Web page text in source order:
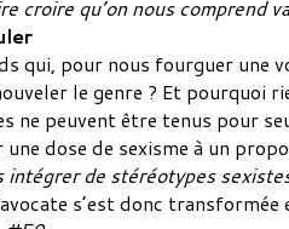
croire qu’on nous comprend
qui, pour nous fourguer une
le genre ? Et pourquoi
ne peuvent être tenus pour
dose de sexisme à un
intégrer de stéréotypes
s’est donc